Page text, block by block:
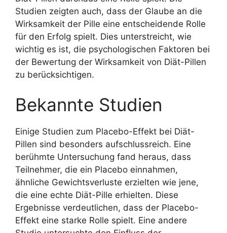
Studien zeigten auch, dass der Glaube an die
Wirksamkeit der Pille eine entscheidende Rolle
für den Erfolg spielt. Dies unterstreicht, wie
wichtig es ist, die psychologischen Faktoren bei
der Bewertung der Wirksamkeit von Diät-Pillen
zu berücksichtigen.
Bekannte Studien
Einige Studien zum Placebo-Effekt bei Diät-
Pillen sind besonders aufschlussreich. Eine
berühmte Untersuchung fand heraus, dass
Teilnehmer, die ein Placebo einnahmen,
ähnliche Gewichtsverluste erzielten wie jene,
die eine echte Diät-Pille erhielten. Diese
Ergebnisse verdeutlichen, dass der Placebo-
Effekt eine starke Rolle spielt. Eine andere